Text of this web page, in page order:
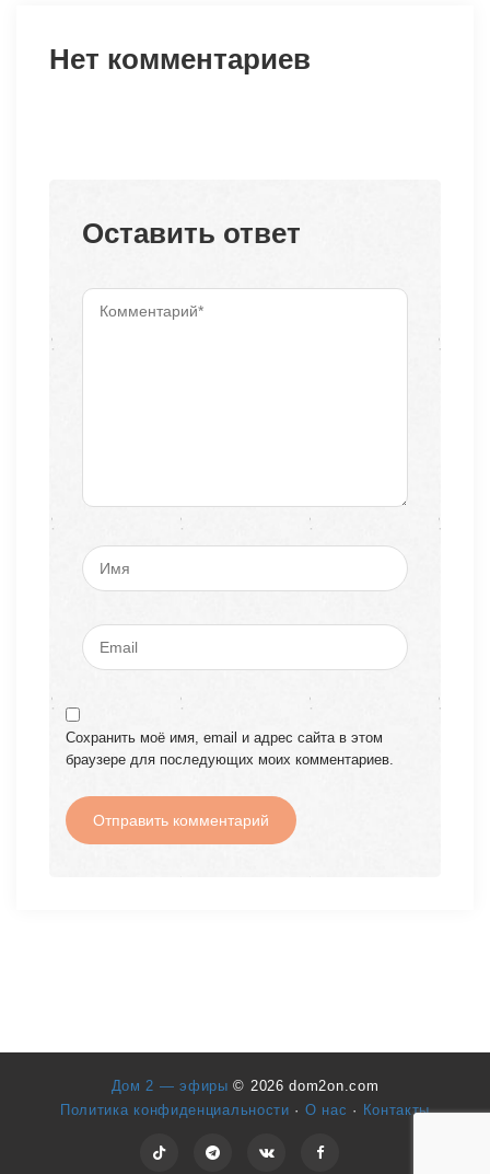
Нет комментариев
Оставить ответ
Сохранить моё имя, email и адрес сайта в этом
браузере для последующих моих комментариев.
Дом 2 — эфиры© 2026 dom2on.com
Политика конфиденциальности · О нас · Контакты